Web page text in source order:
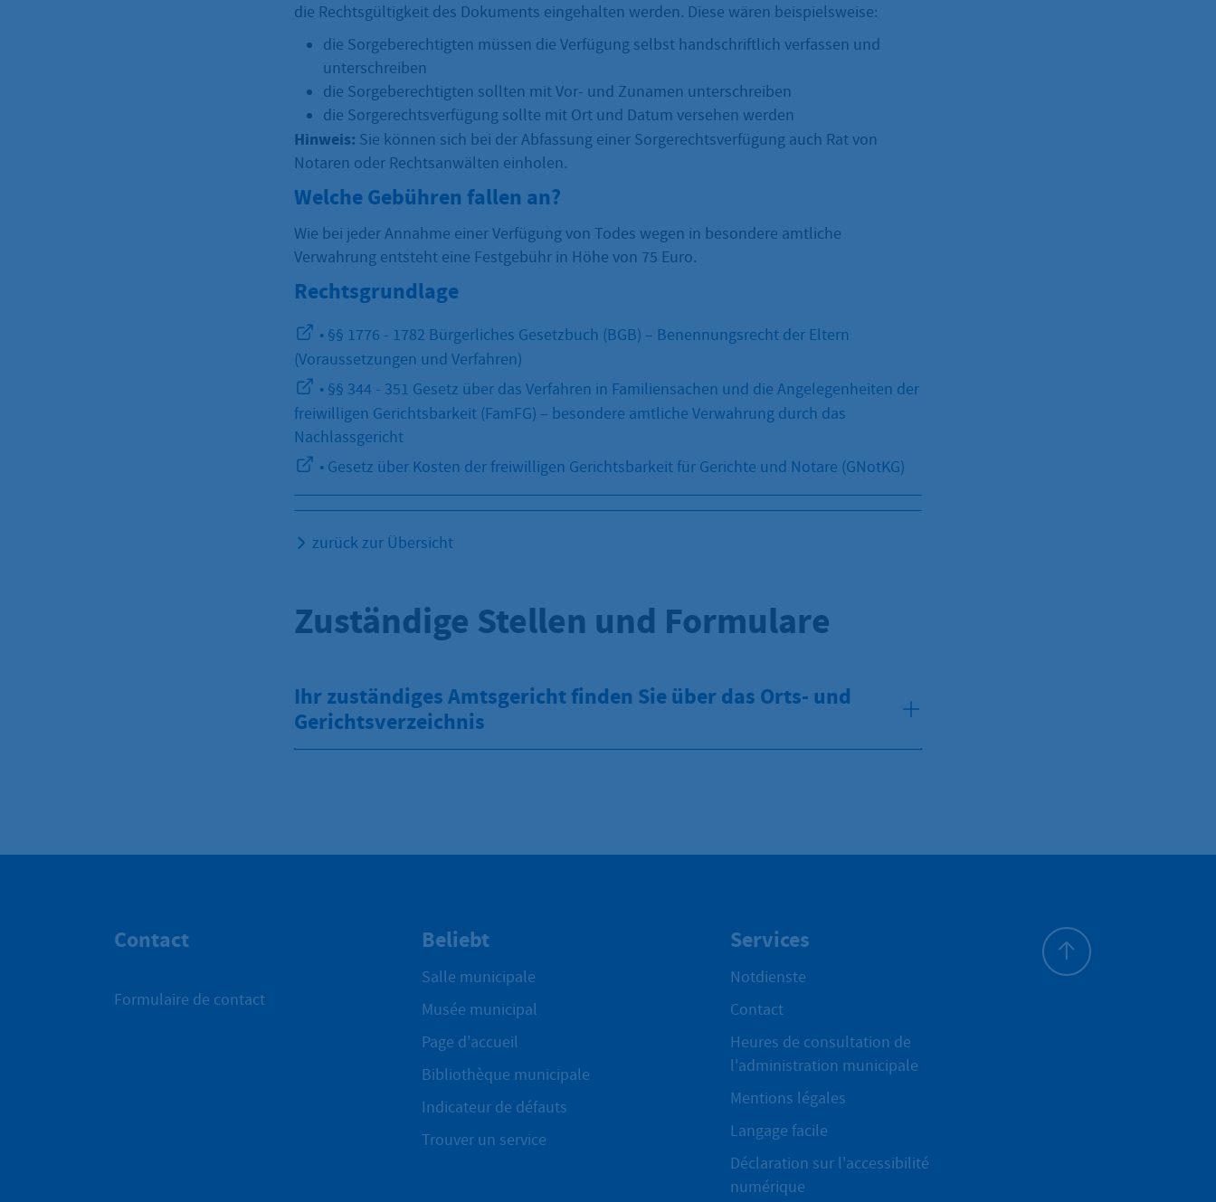
die Rechtsgültigkeit des Dokuments eingehalten werden. Diese wären beispielsweise:
die Sorgeberechtigten müssen die Verfügung selbst handschriftlich verfassen und
unterschreiben
die Sorgeberechtigten sollten mit Vor- und Zunamen unterschreiben
die Sorgerechtsverfügung sollte mit Ort und Datum versehen werden
Hinweis: Sie können sich bei der Abfassung einer Sorgerechtsverfügung auch Rat von
Notaren oder Rechtsanwälten einholen.
Welche Gebühren fallen an?
Wie bei jeder Annahme einer Verfügung von Todes wegen in besondere amtliche
Verwahrung entsteht eine Festgebühr in Höhe von 75 Euro.
Rechtsgrundlage
• §§ 1776 - 1782 Bürgerliches Gesetzbuch (BGB) – Benennungsrecht der Eltern
(Voraussetzungen und Verfahren)
• §§ 344 - 351 Gesetz über das Verfahren in Familiensachen und die Angelegenheiten der
freiwilligen Gerichtsbarkeit (FamFG) – besondere amtliche Verwahrung durch das
Nachlassgericht
• Gesetz über Kosten der freiwilligen Gerichtsbarkeit für Gerichte und Notare (GNotKG)
zurück zur Übersicht
Zuständige Stellen und Formulare
Ihr zuständiges Amtsgericht finden Sie über das Orts- und
Gerichtsverzeichnis
Contact
Formulaire de contact
Beliebt
Salle municipale
Musée municipal
Page d'accueil
Bibliothèque municipale
Indicateur de défauts
Trouver un service
Services
Notdienste
Contact
Heures de consultation de
l'administration municipale
Mentions légales
Langage facile
Déclaration sur l'accessibilité
numérique